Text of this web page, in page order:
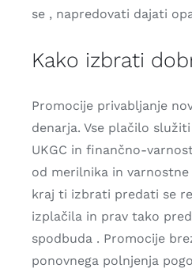
se , napredovati dajati
Kako izbrati
Promocije privabljanje
denarja. Vse plačilo
UKGC in finančno-
od merilnika in varnostne
kraj ti izbrati predati se
izplačila in prav tako
spodbuda . Promocije
ponovnega polnjenja